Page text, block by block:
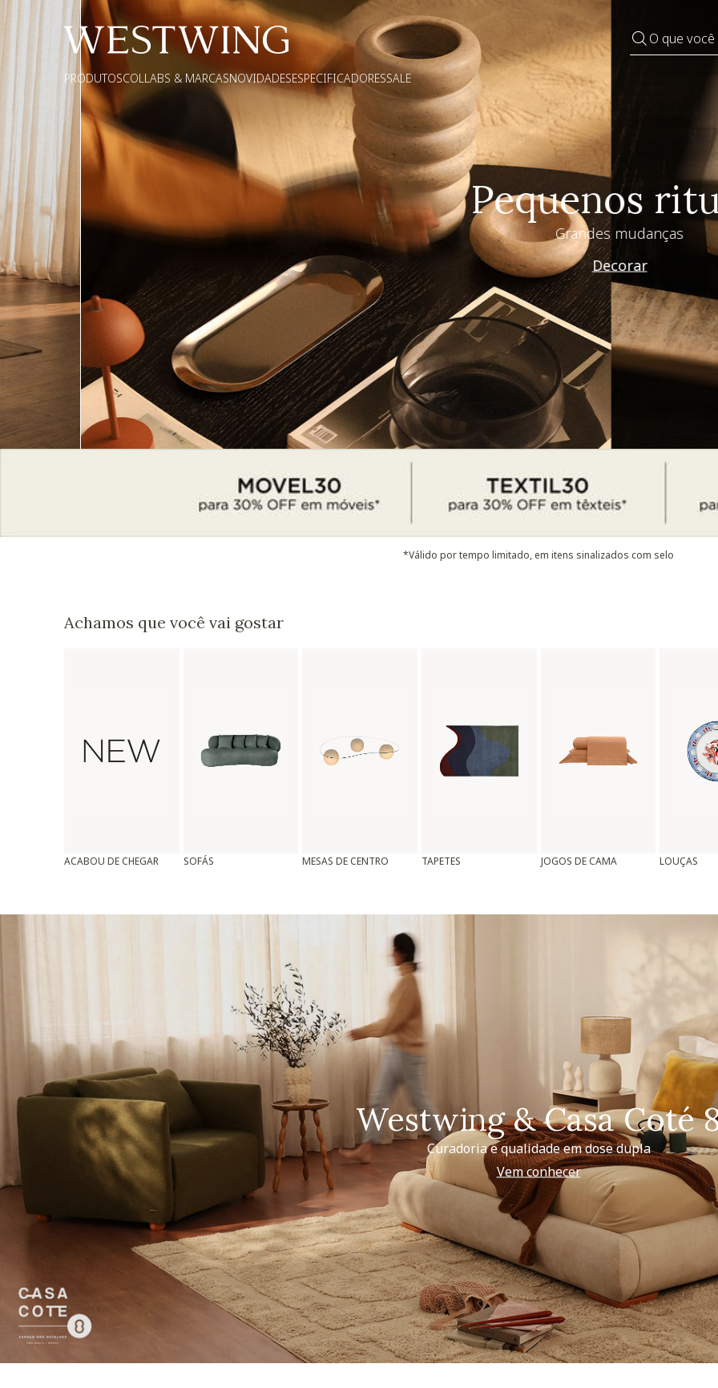
O que
PRODUTOSCOLLABS & MARCASNOVIDADESESPECIFICADORESSALE
Pequenos rituais
Grandes mudanças
Decorar
*Válido por tempo limitado, em itens sinalizados com selo
Achamos que você vai gostar
ACABOU DE CHEGAR SOFÁS MESAS DE CENTRO TAPETES JOGOS DE CAMA LOUÇAS
Westwing & Casa Coté
Curadoria e qualidade em dose dupla
Vem conhecer